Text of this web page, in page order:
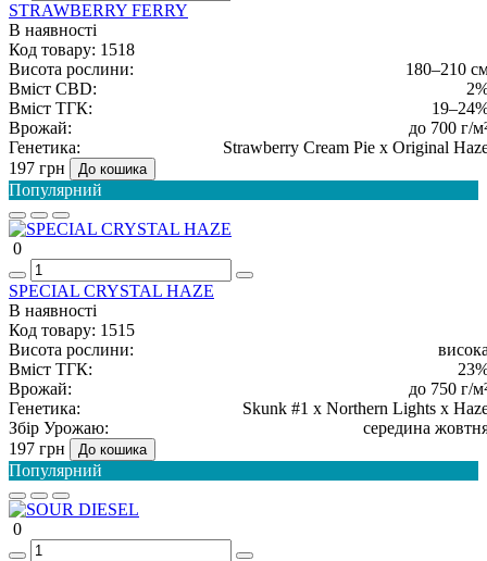
STRAWBERRY FERRY
В наявності
Код товару: 1518
Висота рослини:
180–210
Вміст CBD:
Вміст ТГК:
Врожай:
до 700 г/
Генетика:
Strawberry Cream Pie x Original
197 грн
До кошика
Популярний
0
SPECIAL CRYSTAL HAZE
В наявності
Код товару: 1515
Висота рослини:
Вміст ТГК:
Врожай:
до 750 г/
Генетика:
Skunk #1 x Northern Lights x
Збір Урожаю:
середина
197 грн
До кошика
Популярний
0